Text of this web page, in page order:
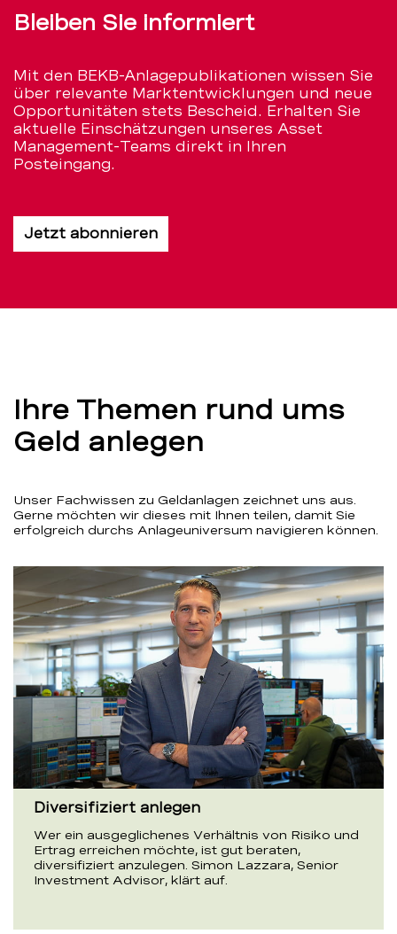
Bleiben Sie informiert
Mit den BEKB-Anlagepublikationen wissen Sie
über relevante Marktentwicklungen und neue
Opportunitäten stets Bescheid. Erhalten Sie
aktuelle Einschätzungen unseres Asset
Management-Teams direkt in Ihren
Posteingang.
Jetzt abonnieren
Ihre Themen rund ums
Geld anlegen
Unser Fachwissen zu Geldanlagen zeichnet uns aus.
Gerne möchten wir dieses mit Ihnen teilen, damit Sie
erfolgreich durchs Anlageuniversum navigieren können.
Risiko und
Senior
Seminare im BEKB-Atelier
Tauschen Sie sich im BEKB-Atelier mit
Fachpersonen und anderen Kundinnen
Kunden zu Anlagethemen aus und
spannenden Seminaren wertvolle